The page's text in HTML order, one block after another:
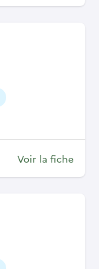
Voir la fiche